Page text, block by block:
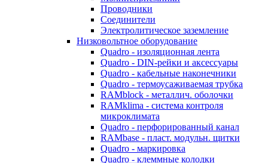
Проводники
Соединители
Электролитическое заземление
Низковольтное оборудование
Quadro - изоляционная лента
Quadro - DIN-рейки и аксессуары
Quadro - кабельные наконечники
Quadro - термоусаживаемая трубка
RAMblock - металлич. оболочки
RAMklima - система контроля
микроклимата
Quadro - перфорированный канал
RAMbase - пласт. модульн. щитки
Quadro - маркировка
Quadro - клеммные колодки